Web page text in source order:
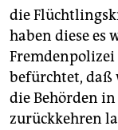
die
haben diese es
Fremdenpolizei
befürchtet, daß
die Behörden
zurückkehren